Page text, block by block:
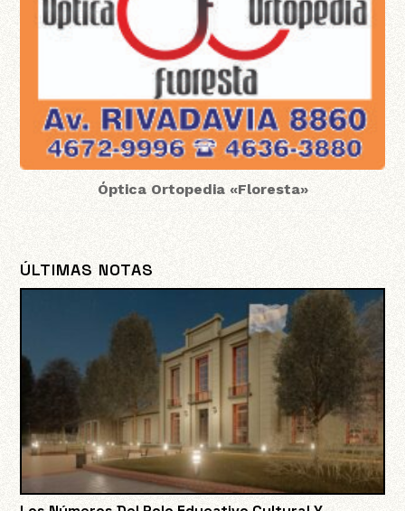
Óptica Ortopedia «Floresta»
ÚLTIMAS NOTAS